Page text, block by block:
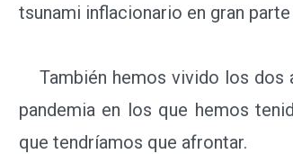
tsunami inflacionario en gran
También hemos vivido los dos
pandemia en los que hemos
que tendríamos que afrontar.